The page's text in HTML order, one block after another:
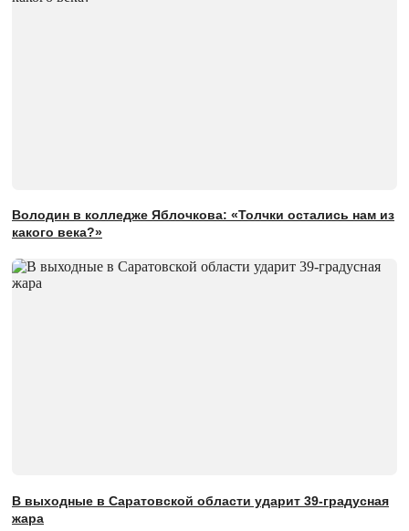
Володин в колледже Яблочкова: «Толчки остались нам из
какого века?»
В выходные в Саратовской области ударит 39-градусная
жара